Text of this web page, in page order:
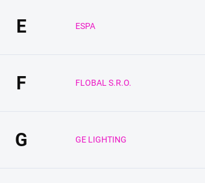
E ESPA
F FLOBAL S.R.O.
G GE LIGHTING